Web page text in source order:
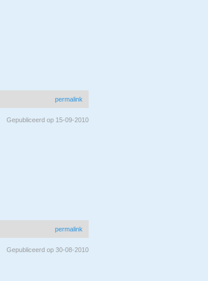
permalink
Gepubliceerd op 15-09-2010
permalink
Gepubliceerd op 30-08-2010